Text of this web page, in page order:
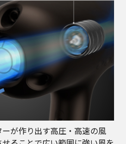
が作り出す高圧・高速の風